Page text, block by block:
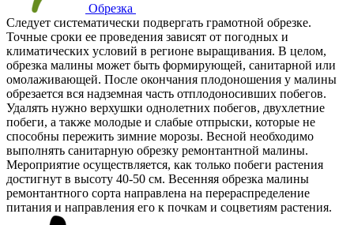
Обрезка
Следует систематически подвергать грамотной обрезке.
Точные сроки ее проведения зависят от погодных и
климатических условий в регионе выращивания. В целом,
обрезка малины может быть формирующей, санитарной или
омолаживающей. После окончания плодоношения у малины
обрезается вся надземная часть отплодоносивших побегов.
Удалять нужно верхушки однолетних побегов, двухлетние
побеги, а также молодые и слабые отпрыски, которые не
способны пережить зимние морозы. Весной необходимо
выполнять санитарную обрезку ремонтантной малины.
Мероприятие осуществляется, как только побеги растения
достигнут в высоту 40-50 см. Весенняя обрезка малины
ремонтантного сорта направлена на перераспределение
питания и направления его к почкам и соцветиям растения.